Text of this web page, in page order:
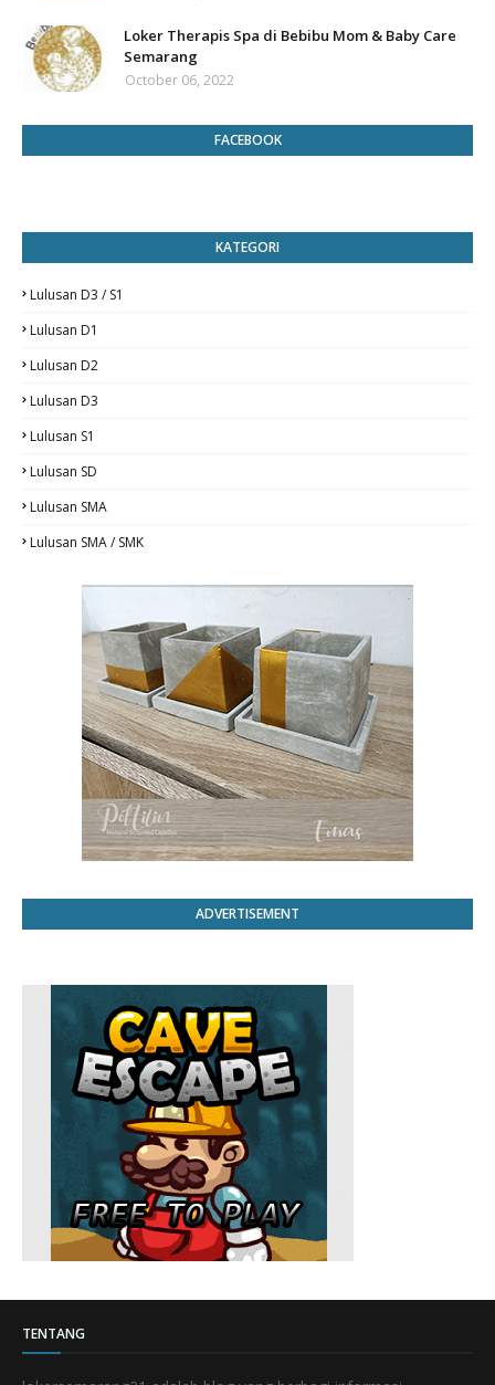
Loker Therapis Spa di Bebibu Mom & Baby Care
Semarang
October 06, 2022
FACEBOOK
KATEGORI
Lulusan D3 / S1
Lulusan D1
Lulusan D2
Lulusan D3
Lulusan S1
Lulusan SD
Lulusan SMA
Lulusan SMA / SMK
ADVERTISEMENT
TENTANG